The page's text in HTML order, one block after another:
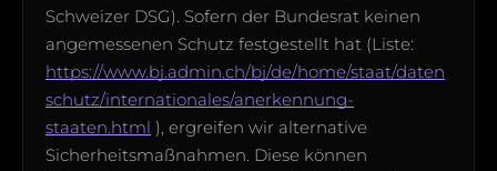
Schweizer DSG). Sofern der Bundesrat keinen
angemessenen Schutz festgestellt hat (Liste:
https://www.bj.admin.ch/bj/de/home/staat/daten
schutz/internationales/anerkennung-
staaten.html ), ergreifen wir alternative
Sicherheitsmaßnahmen. Diese können